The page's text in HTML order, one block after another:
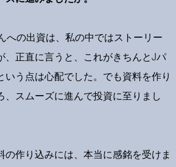
への出資は、私の中ではストーリー
、正直に言うと、これがきちんとJパ
いう点は心配でした。でも資料を作り
、スムーズに進んで投資に至りまし
の作り込みには、本当に感銘を受けま